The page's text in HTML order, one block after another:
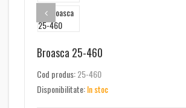
Broasca 25-460
Cod produs:25-460
Disponibilitate:In stoc